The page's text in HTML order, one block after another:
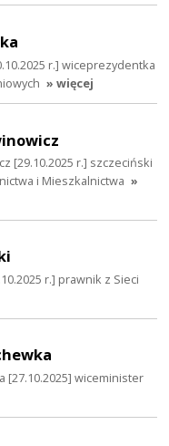
r.] wiceprezydentka
» więcej
[29.10.2025 r.] szczeciński
i Mieszkalnictwa »
r.] prawnik z Sieci
[27.10.2025] wiceminister